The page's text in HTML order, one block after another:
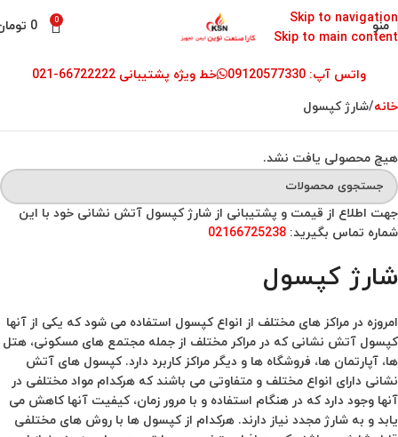
Skip to navigation
Skip to main content
منو 0
0
واتس آپ: 09120577330
خط ویژه پشتیبانی 66722222-021
خانه شارژ کپسول
هیچ محصولی یافت نشد.
جهت اطلاع از قیمت و پشتیبانی از شارژ کپسول آتش نشانی خود با این
شماره تماس بگیرید: 02166725238
شارژ کپسول
امروزه در مراکز های مختلف از انواع کپسول استفاده می شود که یکی از آنها
کپسول آتش نشانی که در مراکر مختلف از جمله مجتمع های مسکونی، هتل
ها، آپارتمان ها، فروشگاه ها و دیگر مراکز کاربرد دارد. کپسول های آتش
نشانی دارای انواع مختلف و متفاوتی می باشند که هرکدام مواد مختلفی در
آنها وجود دارد که در هنگام استفاده و با مرور زمان، کیفیت آنها کاهش می
یابد و به شارژ مجدد نیاز دارند. هرکدام از کپسول ها با روش های مختلفی